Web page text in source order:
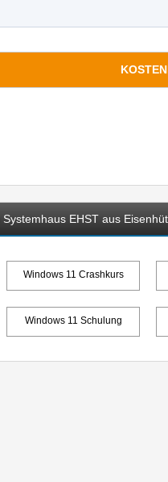
EHST aus
Windows 11 Crashkurs
Windows 11 Schulung